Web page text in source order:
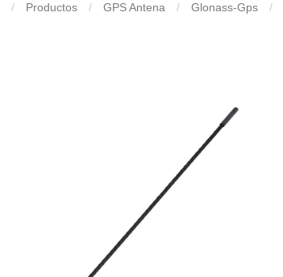
/ Productos / GPS Antena / Glonass-Gps /